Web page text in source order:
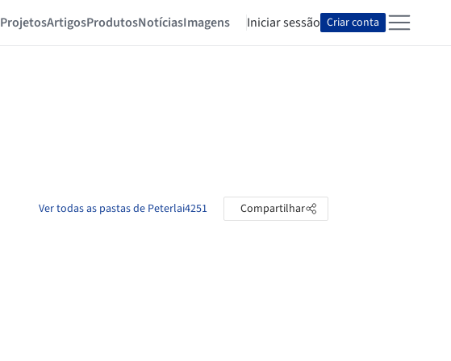
ProjetosArtigosProdutosNotíciasImagens Iniciar sessão Criar conta
Ver todas as pastas de Peterlai4251 Compartilhar